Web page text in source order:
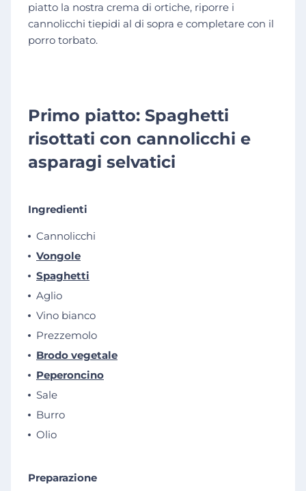
piatto la nostra crema di ortiche, riporre i
cannolicchi tiepidi al di sopra e completare con il
porro torbato.
Primo piatto: Spaghetti
risottati con cannolicchi e
asparagi selvatici
Ingredienti
Cannolicchi
Vongole
Spaghetti
Aglio
Vino bianco
Prezzemolo
Brodo vegetale
Peperoncino
Sale
Burro
Olio
Preparazione